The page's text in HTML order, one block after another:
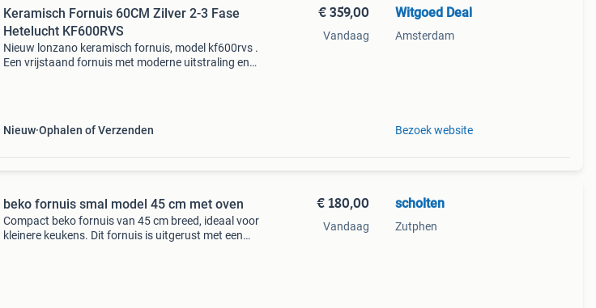
Keramisch Fornuis 60CM Zilver 2-3 Fase
Hetelucht KF600RVS
Nieuw lonzano keramisch fornuis, model kf600rvs .
Een vrijstaand fornuis met moderne uitstraling en
Nieuw Ophalen of Verzenden
€ 359,00
Vandaag
Witgoed Deal
Amsterdam
Bezoek website
beko fornuis smal model 45 cm met oven
Compact beko fornuis van 45 cm breed, ideaal voor
kleinere keukens. Dit fornuis is uitgerust met een
€ 180,00
Vandaag
scholten
Zutphen